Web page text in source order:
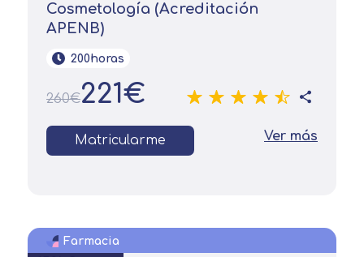
Cosmetología (Acreditación
APENB)
200horas
260€221€
Matricularme Ver más
Farmacia